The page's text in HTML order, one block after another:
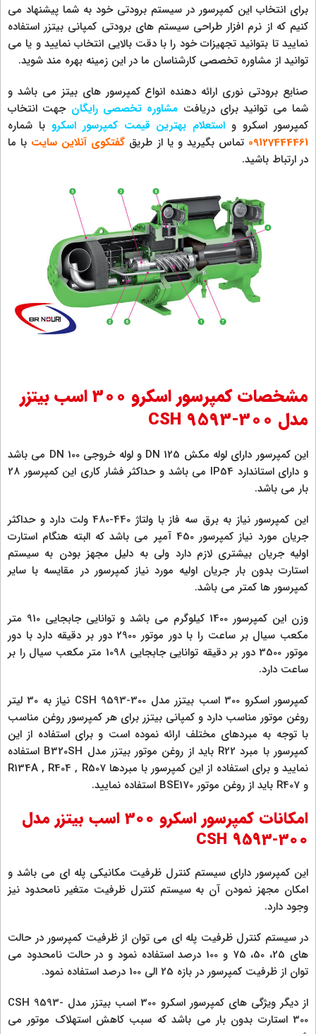
برای انتخاب این کمپرسور در سیستم برودتی خود به شما پیشنهاد می
کنیم که از نرم افزار طراحی سیستم های برودتی کمپانی بیتزر استفاده
نمایید تا بتوانید تجهیزات خود را با دقت بالایی انتخاب نمایید و یا می
توانید از مشاوره تخصصی کارشناسان ما در این زمینه بهره مند شوید.
صنایع برودتی نوری ارائه دهنده انواع کمپرسور های بیتز می باشد و
شما می توانید برای دریافت مشاوره تخصصی رایگان جهت انتخاب
کمپرسور اسکرو و استعلام بهترین قیمت کمپرسور اسکرو با شماره
09127444461 تماس بگیرید و یا از طریق گفتکوی آنلاین سایت با ما
در ارتباط باشید.
مشخصات کمپرسور اسکرو 300 اسب بیتزر
مدل CSH 9593-300
این کمپرسور دارای لوله مکش 125 DN و لوله خروجی 100 DN می باشد
و دارای استاندارد IP54 می باشد و حداکثر فشار کاری این کمپرسور 28
بار می باشد.
این کمپرسور نیاز به برق سه فاز با ولتاژ 440-480 ولت دارد و حداکثر
جریان مورد نیاز کمپرسور 450 آمپر می باشد که البته هنگام استارت
اولیه جریان بیشتری لازم دارد ولی به دلیل مجهز بودن به سیستم
استارت بدون بار جریان اولیه مورد نیاز کمپرسور در مقایسه با سایر
کمپرسور ها کمتر می باشد.
وزن این کمپرسور 1400 کیلوگرم می باشد و توانایی جابجایی 910 متر
مکعب سیال بر ساعت را با دور موتور 2900 دور بر دقیقه دارد با دور
موتور 3500 دور بر دقیقه توانایی جابجایی 1098 متر مکعب سیال را بر
ساعت دارد.
کمپرسور اسکرو 300 اسب بیتزر مدل CSH 9593-300 نیاز به 30 لیتر
روغن موتور مناسب دارد و کمپانی بیتزر برای هر کمپرسور روغن مناسب
با توجه به مبردهای مختلف ارائه نموده است و برای استفاده از این
کمپرسور با مبرد R22 باید از روغن موتور بیتزر مدل B320SH استفاده
نمایید و برای استفاده از این کمپرسور با مبردها R134A , R404 , R507
و R407 باید از روغن موتور BSE170 استفاده نمایید.
امکانات کمپرسور اسکرو 300 اسب بیتزر مدل
CSH 9593-300
این کمپرسور دارای سیستم کنترل ظرفیت مکانیکی پله ای می باشد و
امکان مجهز نمودن آن به سیستم کنترل ظرفیت متغیر نامحدود نیز
وجود دارد.
در سیستم کنترل ظرفیت پله ای می توان از ظرفیت کمپرسور در حالت
های 25، 50، 75 و 100 درصد استفاده نمود و در حالت نامحدود می
توان از ظرفیت کمپرسور در بازه 25 الی 100 درصد استفاده نمود.
از دیگر ویژگی های کمپرسور اسکرو 300 اسب بیتزر مدل CSH 9593-
300 استارت بدون بار می باشد که سبب کاهش استهلاک موتور می